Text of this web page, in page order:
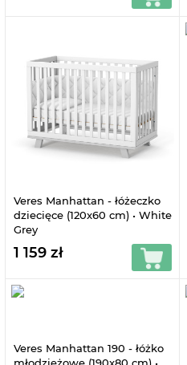
Veres Manhattan - łóżeczko
dziecięce (120x60 cm) • White
Grey
1 159 zł
Veres Manhattan 190 - łóżko